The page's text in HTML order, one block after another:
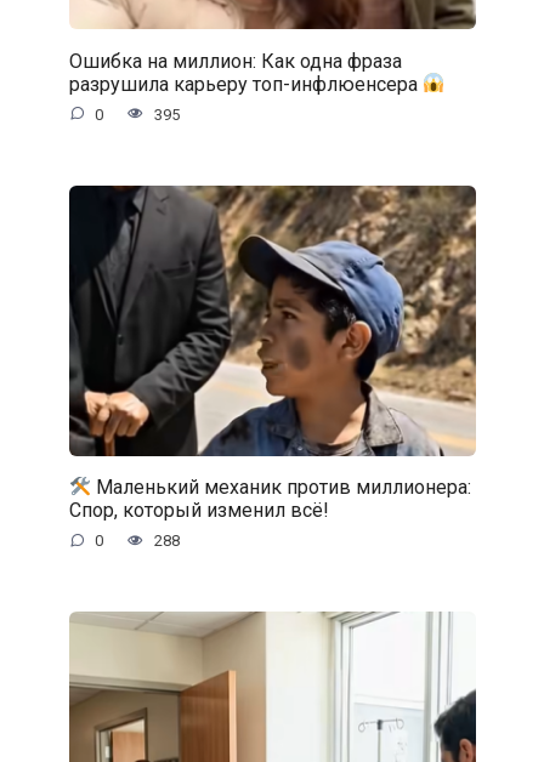
Ошибка на миллион: Как одна фраза
разрушила карьеру топ-инфлюенсера
0 395
Маленький механик против миллионера:
Спор, который изменил всё!
0 288